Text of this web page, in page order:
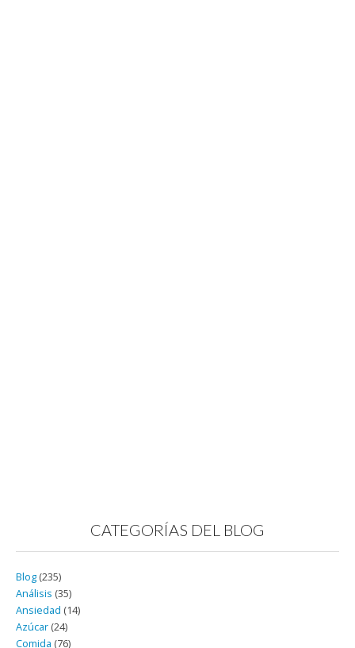
CATEGORÍAS DEL BLOG
Blog (235)
Análisis (35)
Ansiedad (14)
Azúcar (24)
Comida (76)